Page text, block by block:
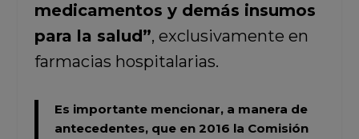
medicamentos y demás insumos
para la salud”, exclusivamente en
farmacias hospitalarias.
Es importante mencionar, a manera de
antecedentes, que en 2016 la Comisión